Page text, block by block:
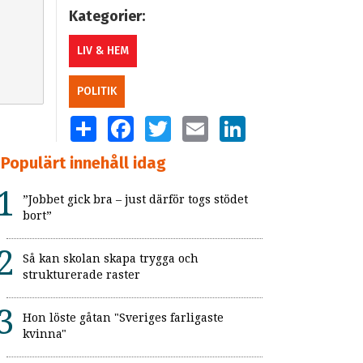
Kategorier:
LIV & HEM
POLITIK
SHARE FACEBOOKTWITTEREMAIL LINKEDIN
Populärt innehåll idag
”Jobbet gick bra – just därför togs stödet
bort”
Så kan skolan skapa trygga och
strukturerade raster
Hon löste gåtan "Sveriges farligaste
kvinna"